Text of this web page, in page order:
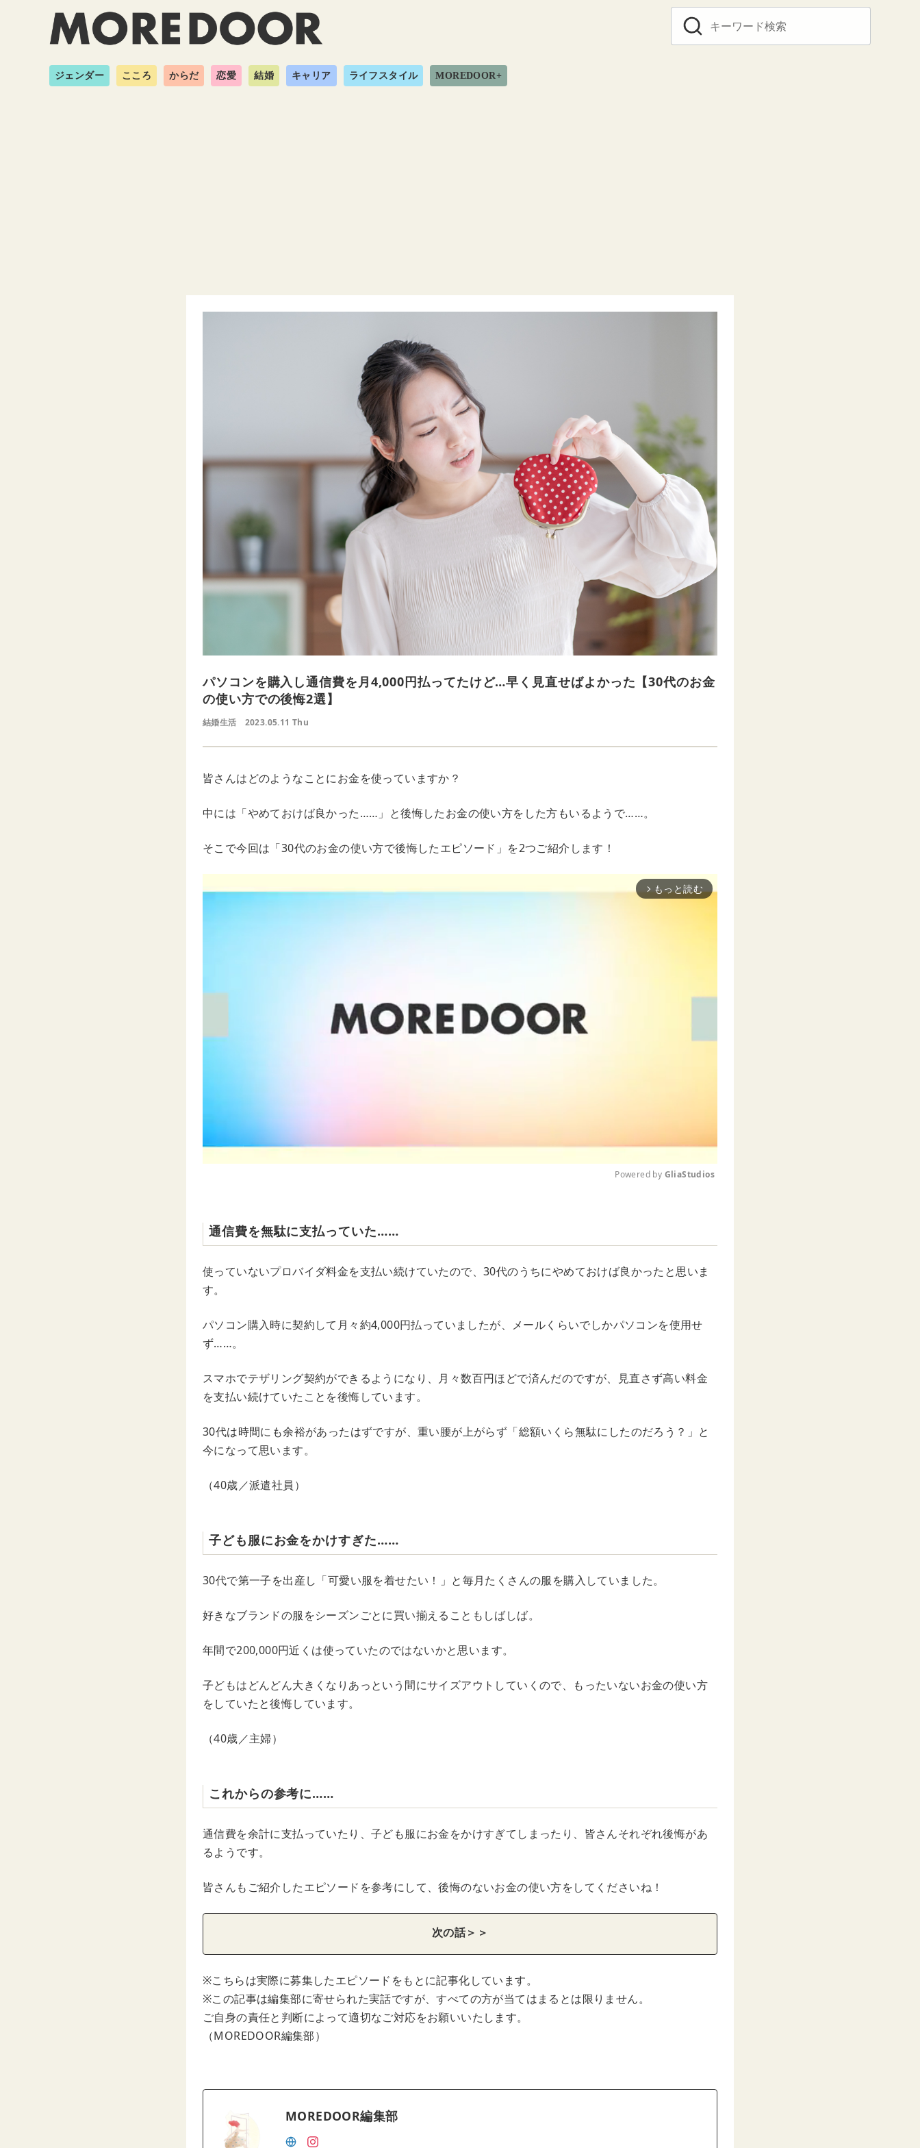
ジェンダー こころ からだ 恋愛 結婚 キャリア ライフスタイル MOREDOOR+
パソコンを購入し通信費を月4,000円払ってたけど…早く見直せばよかった【30代のお金
の使い方での後悔2選】
結婚生活 2023.05.11 Thu
皆さんはどのようなことにお金を使っていますか？
中には「やめておけば良かった……」と後悔したお金の使い方をした方もいるようで……。
そこで今回は「30代のお金の使い方で後悔したエピソード」を2つご紹介します！
arrow_forward_ios もっと読む
t
e
Powered by GliaStudios
通信費を無駄に支払っていた……
使っていないプロバイダ料金を支払い続けていたので、30代のうちにやめておけば良かったと思いま
す。
パソコン購入時に契約して月々約4,000円払っていましたが、メールくらいでしかパソコンを使用せ
ず……。
スマホでテザリング契約ができるようになり、月々数百円ほどで済んだのですが、見直さず高い料金
を支払い続けていたことを後悔しています。
30代は時間にも余裕があったはずですが、重い腰が上がらず「総額いくら無駄にしたのだろう？」と
今になって思います。
（40歳／派遣社員）
子ども服にお金をかけすぎた……
30代で第一子を出産し「可愛い服を着せたい！」と毎月たくさんの服を購入していました。
好きなブランドの服をシーズンごとに買い揃えることもしばしば。
年間で200,000円近くは使っていたのではないかと思います。
子どもはどんどん大きくなりあっという間にサイズアウトしていくので、もったいないお金の使い方
をしていたと後悔しています。
（40歳／主婦）
これからの参考に……
通信費を余計に支払っていたり、子ども服にお金をかけすぎてしまったり、皆さんそれぞれ後悔があ
るようです。
皆さんもご紹介したエピソードを参考にして、後悔のないお金の使い方をしてくださいね！
次の話＞＞
※こちらは実際に募集したエピソードをもとに記事化しています。
※この記事は編集部に寄せられた実話ですが、すべての方が当てはまるとは限りません。
ご自身の責任と判断によって適切なご対応をお願いいたします。
（MOREDOOR編集部）
MOREDOOR編集部